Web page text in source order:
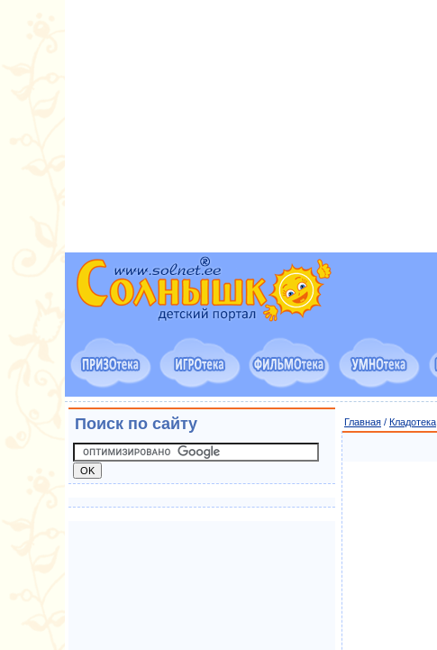
Главная / Кладотека
Поиск по сайту